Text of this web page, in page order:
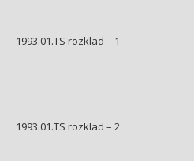
1993.01.TS rozklad – 1
1993.01.TS rozklad – 2